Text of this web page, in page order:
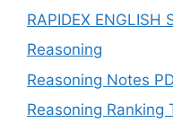
RAPIDEX ENGLISH
Reasoning
Reasoning Notes
Reasoning Ranking